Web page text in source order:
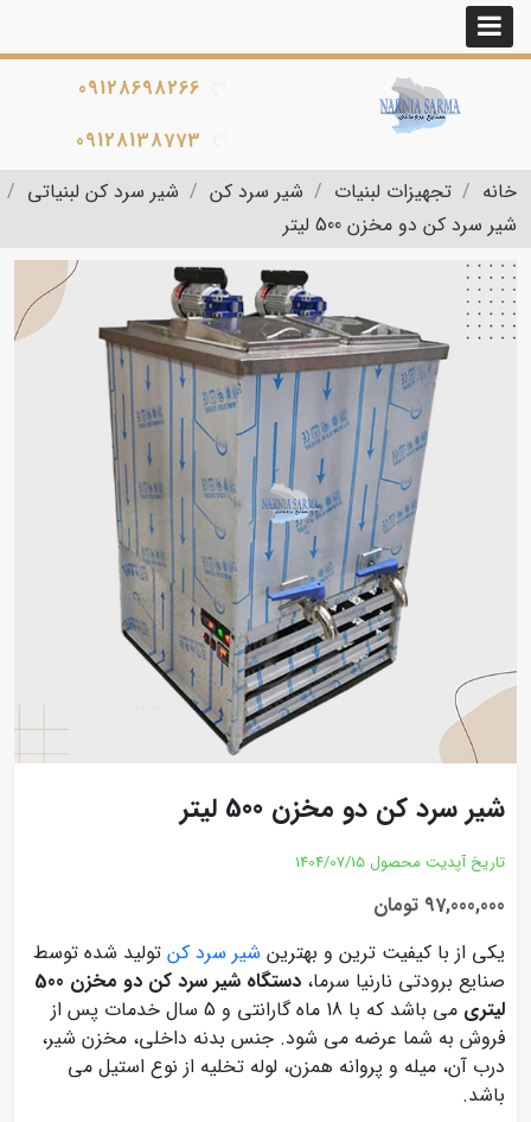
09128698266
09128138773
خانه
تجهیزات لبنیات شیر سرد کن
شیر سرد کن لبنیاتی
شیر سرد کن دو مخزن 500 لیتر
شیر سرد کن دو مخزن 500 لیتر
تاریخ آپدیت محصول 1404/07/15
97,000,000 تومان
یکی از با کیفیت ترین و بهترین شیر سرد کن تولید شده توسط
صنایع برودتی نارنیا سرما،
دستگاه شیر سرد کن دو مخزن 500
لیتری
می باشد که با 18 ماه گارانتی و 5 سال خدمات پس از
فروش به شما عرضه می شود. جنس بدنه داخلی، مخزن شیر،
درب آن، میله و پروانه همزن، لوله تخلیه از نوع استیل می
باشد.